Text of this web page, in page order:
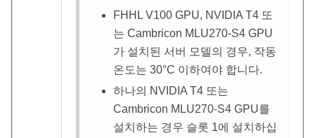
FHHL V100 GPU, NVIDIA T4 또
는 Cambricon MLU270-S4 GPU
가 설치된 서버 모델의 경우, 작동
온도는 30°C 이하여야 합니다.
하나의 NVIDIA T4 또는
Cambricon MLU270-S4 GPU를
설치하는 경우 슬롯 1에 설치하십